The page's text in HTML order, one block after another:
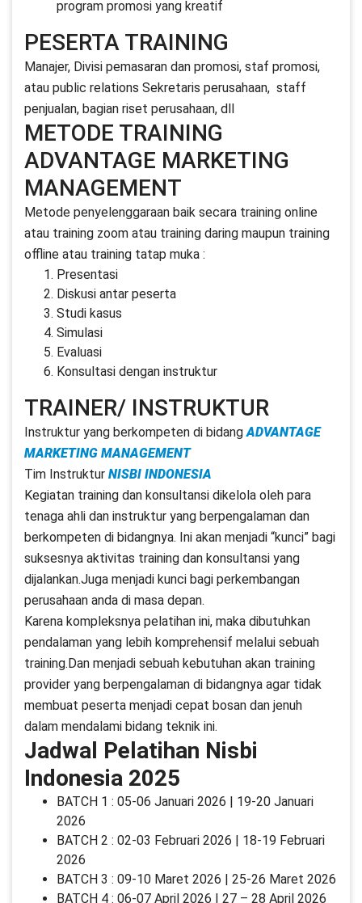
program promosi yang kreatif
PESERTA TRAINING
Manajer, Divisi pemasaran dan promosi, staf promosi,
atau public relations Sekretaris perusahaan, staff
penjualan, bagian riset perusahaan, dll
METODE TRAINING
ADVANTAGE MARKETING
MANAGEMENT
Metode penyelenggaraan baik secara training online
atau training zoom atau training daring maupun training
offline atau training tatap muka :
Presentasi
Diskusi antar peserta
Studi kasus
Simulasi
Evaluasi
Konsultasi dengan instruktur
TRAINER/ INSTRUKTUR
Instruktur yang berkompeten di bidangADVANTAGE
MARKETING MANAGEMENT
Tim Instruktur NISBI INDONESIA
Kegiatan training dan konsultansi dikelola oleh para
tenaga ahli dan instruktur yang berpengalaman dan
berkompeten di bidangnya. Ini akan menjadi “kunci” bagi
suksesnya aktivitas training dan konsultansi yang
dijalankan.Juga menjadi kunci bagi perkembangan
perusahaan anda di masa depan.
Karena kompleksnya pelatihan ini, maka dibutuhkan
pendalaman yang lebih komprehensif melalui sebuah
training.Dan menjadi sebuah kebutuhan akan training
provider yang berpengalaman di bidangnya agar tidak
membuat peserta menjadi cepat bosan dan jenuh
dalam mendalami bidang teknik ini.
Jadwal Pelatihan Nisbi
Indonesia 2025
BATCH 1 : 05-06 Januari 2026 | 19-20 Januari
2026
BATCH 2 : 02-03 Februari 2026 | 18-19 Februari
2026
BATCH 3 : 09-10 Maret 2026 | 25-26 Maret 2026
BATCH 4 : 06-07 April 2026 | 27 – 28 April 2026